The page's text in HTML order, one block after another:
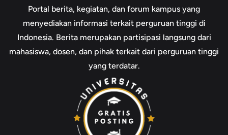
Portal berita, kegiatan, dan forum kampus yang
menyediakan informasi terkait perguruan tinggi di
Indonesia. Berita merupakan partisipasi langsung dari
mahasiswa, dosen, dan pihak terkait dari perguruan tinggi
yang terdatar.